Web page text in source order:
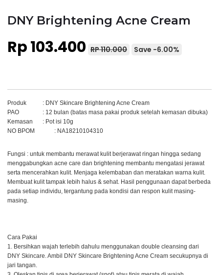
DNY Brightening Acne Cream
Rp 103.400 RP 110.000 Save -6.00%
Produk
: DNY Skincare Brightening Acne Cream
PAO
: 12 bulan (batas masa pakai produk setelah kemasan dibuka)
Kemasan
: Pot isi 10g
NO BPOM
: NA18210104310
Fungsi : untuk membantu merawat kulit berjerawat ringan hingga sedang
menggabungkan acne care dan brightening membantu mengatasi jerawat
serta mencerahkan kulit. Menjaga kelembaban dan meratakan warna kulit.
Membuat kulit tampak lebih halus & sehat. Hasil penggunaan dapat berbeda
pada setiap individu, tergantung pada kondisi dan respon kulit masing-
masing.
Cara Pakai
1. Bersihkan wajah terlebih dahulu menggunakan double cleansing dari
DNY Skincare. Ambil DNY Skincare Brightening Acne Cream secukupnya di
jari tangan.